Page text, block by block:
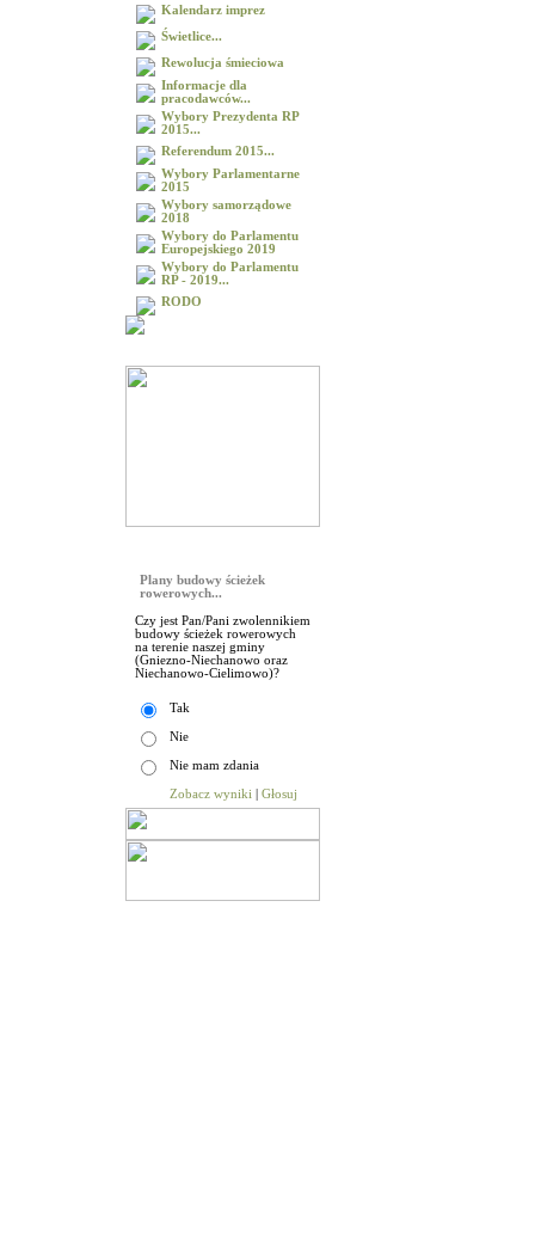
Kalendarz imprez
Świetlice...
Rewolucja śmieciowa
Informacje dla
pracodawców...
Wybory Prezydenta RP
2015...
Referendum 2015...
Wybory Parlamentarne
2015
Wybory samorządowe
2018
Wybory do Parlamentu
Europejskiego 2019
Wybory do Parlamentu
RP - 2019...
RODO
Plany budowy ścieżek
rowerowych...
Czy jest Pan/Pani zwolennikiem
budowy ścieżek rowerowych
na terenie naszej gminy
(Gniezno-Niechanowo oraz
Niechanowo-Cielimowo)?
Tak
Nie
Nie mam zdania
Zobacz wyniki Głosuj